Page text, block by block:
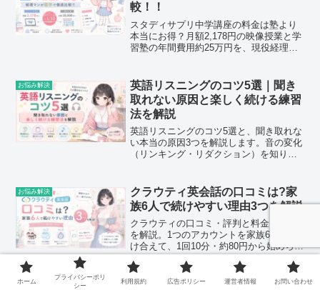
較！！
スタディサプリ中学講座の料金は塾より
本当にお得？月額2,178円の映像授業と学
習塾の年間費用約25万円を、現役経理課
説します。コスパ重視の保護者は必見で
す。
お悩み解決
英語リスニングのコツ5選｜聞き
取れない原因と楽しく続ける練習
法を解説
英語リスニングのコツ5選と、聞き取れな
い本当の原因3つを解説します。音の変化
（リンキング・リダクション）を知り、
わります。挫折せずに楽しく続けるコツ
も紹介！
お悩み解決
クラウティ英会話の口コミは?家
族6人で続けやすい理由3つを解説
クラウティの口コミ・評判と料金プラン
を解説。1つのアカウントを家族6人で分
け合えて、1回10分・約80円から始められ
るオンライン英会話です。英会話が続か
なかった人でも家族となら続けやすい理
由と注意点を正直に紹介します。
お悩み解決 TOEICリスニング満点の科学的勉
ホーム
プライバシーポリ
シー
利用規約 広告ポリシー 運営者情報 お問い合わせ